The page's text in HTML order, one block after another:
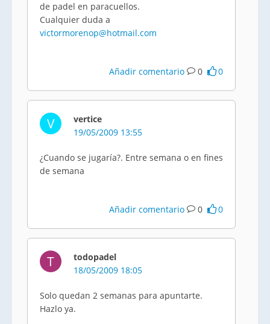
de padel en paracuellos.
Cualquier duda a
victormorenop@hotmail.com
Añadir comentario 0 0
V
vertice
19/05/2009 13:55
¿Cuando se jugaría?. Entre semana o en fines
de semana
Añadir comentario 0 0
T
todopadel
18/05/2009 18:05
Solo quedan 2 semanas para apuntarte.
Hazlo ya.